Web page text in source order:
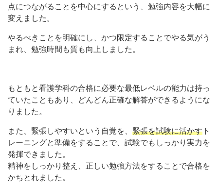
点につながることを中心にするという、勉強内容を大幅に
変えました。
やるべきことを明確にし、かつ限定することでやる気がう
まれ、勉強時間も質も向上しました。
もともと看護学科の合格に必要な最低レベルの能力は持っ
ていたこともあり、どんどん正確な解答ができるようにな
りました。
また、緊張しやすいという自覚を、 緊張を試験に活かす ト
レーニングと準備をすることで、試験でもしっかり実力を
発揮できました。
精神をしっかり整え、正しい勉強方法をすることで合格を
かちとれました。